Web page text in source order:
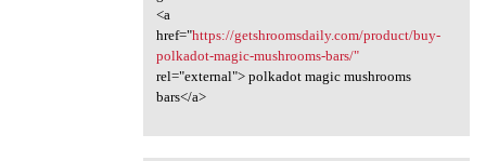
<a
href="https://getshroomsdaily.com/product/buy-
polkadot-magic-mushrooms-bars/"
rel="external"> polkadot magic mushrooms
bars</a>